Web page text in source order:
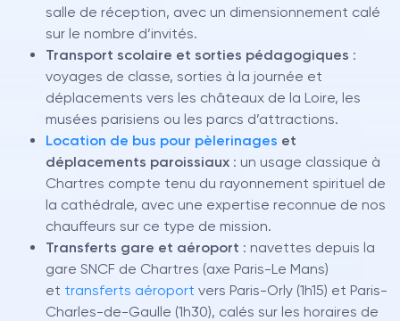
salle de réception, avec un dimensionnement calé
sur le nombre d’invités.
Transport scolaire et sorties pédagogiques :
voyages de classe, sorties à la journée et
déplacements vers les châteaux de la Loire, les
musées parisiens ou les parcs d’attractions.
Location de bus pour pèlerinages et
déplacements paroissiaux: un usage classique à
Chartres compte tenu du rayonnement spirituel de
la cathédrale, avec une expertise reconnue de nos
chauffeurs sur ce type de mission.
Transferts gare et aéroport : navettes depuis la
gare SNCF de Chartres (axe Paris-Le Mans)
et transferts aéroport vers Paris-Orly (1h15) et Paris-
Charles-de-Gaulle (1h30), calés sur les horaires de